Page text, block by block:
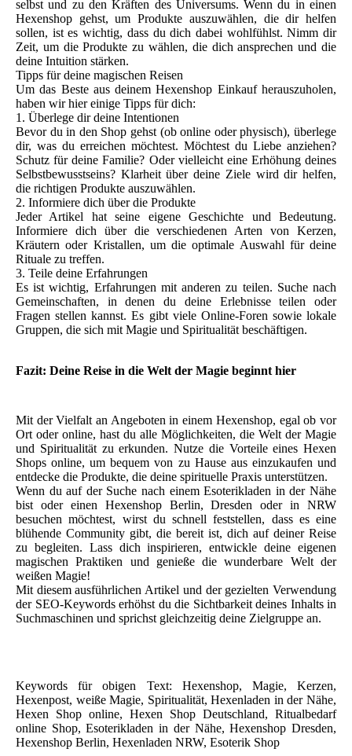
selbst und zu den Kräften des Universums. Wenn du in einen
Hexenshop gehst, um Produkte auszuwählen, die dir helfen
sollen, ist es wichtig, dass du dich dabei wohlfühlst. Nimm dir
Zeit, um die Produkte zu wählen, die dich ansprechen und die
deine Intuition stärken.
Tipps für deine magischen Reisen
Um das Beste aus deinem Hexenshop Einkauf herauszuholen,
haben wir hier einige Tipps für dich:
1. Überlege dir deine Intentionen
Bevor du in den Shop gehst (ob online oder physisch), überlege
dir, was du erreichen möchtest. Möchtest du Liebe anziehen?
Schutz für deine Familie? Oder vielleicht eine Erhöhung deines
Selbstbewusstseins? Klarheit über deine Ziele wird dir helfen,
die richtigen Produkte auszuwählen.
2. Informiere dich über die Produkte
Jeder Artikel hat seine eigene Geschichte und Bedeutung.
Informiere dich über die verschiedenen Arten von Kerzen,
Kräutern oder Kristallen, um die optimale Auswahl für deine
Rituale zu treffen.
3. Teile deine Erfahrungen
Es ist wichtig, Erfahrungen mit anderen zu teilen. Suche nach
Gemeinschaften, in denen du deine Erlebnisse teilen oder
Fragen stellen kannst. Es gibt viele Online-Foren sowie lokale
Gruppen, die sich mit Magie und Spiritualität beschäftigen.
Fazit: Deine Reise in die Welt der Magie beginnt hier
Mit der Vielfalt an Angeboten in einem Hexenshop, egal ob vor
Ort oder online, hast du alle Möglichkeiten, die Welt der Magie
und Spiritualität zu erkunden. Nutze die Vorteile eines Hexen
Shops online, um bequem von zu Hause aus einzukaufen und
entdecke die Produkte, die deine spirituelle Praxis unterstützen.
Wenn du auf der Suche nach einem Esoterikladen in der Nähe
bist oder einen Hexenshop Berlin, Dresden oder in NRW
besuchen möchtest, wirst du schnell feststellen, dass es eine
blühende Community gibt, die bereit ist, dich auf deiner Reise
zu begleiten. Lass dich inspirieren, entwickle deine eigenen
magischen Praktiken und genieße die wunderbare Welt der
weißen Magie!
Mit diesem ausführlichen Artikel und der gezielten Verwendung
der SEO-Keywords erhöhst du die Sichtbarkeit deines Inhalts in
Suchmaschinen und sprichst gleichzeitig deine Zielgruppe an.
Keywords für obigen Text: Hexenshop, Magie, Kerzen,
Hexenpost, weiße Magie, Spiritualität, Hexenladen in der Nähe,
Hexen Shop online, Hexen Shop Deutschland, Ritualbedarf
online Shop, Esoterikladen in der Nähe, Hexenshop Dresden,
Hexenshop Berlin, Hexenladen NRW, Esoterik Shop